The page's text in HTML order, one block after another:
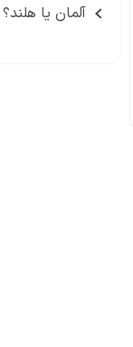
آلمان یا هلند؟